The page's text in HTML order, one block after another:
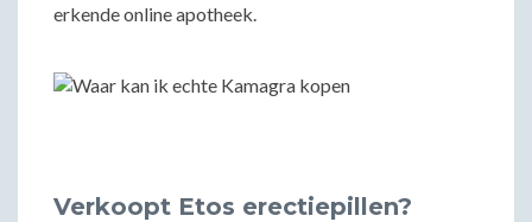
erkende online apotheek.
Verkoopt Etos erectiepillen?